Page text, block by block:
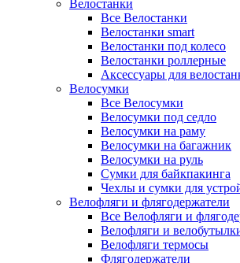
Велостанки
Все Велостанки
Велостанки smart
Велостанки под колесо
Велостанки роллерные
Аксессуары для
Велосумки
Все Велосумки
Велосумки под седло
Велосумки на раму
Велосумки на багажник
Велосумки на руль
Сумки для байкпакинга
Чехлы и сумки для
Велофляги и флягодержатели
Все Велофляги и
Велофляги и
Велофляги термосы
Флягодержатели